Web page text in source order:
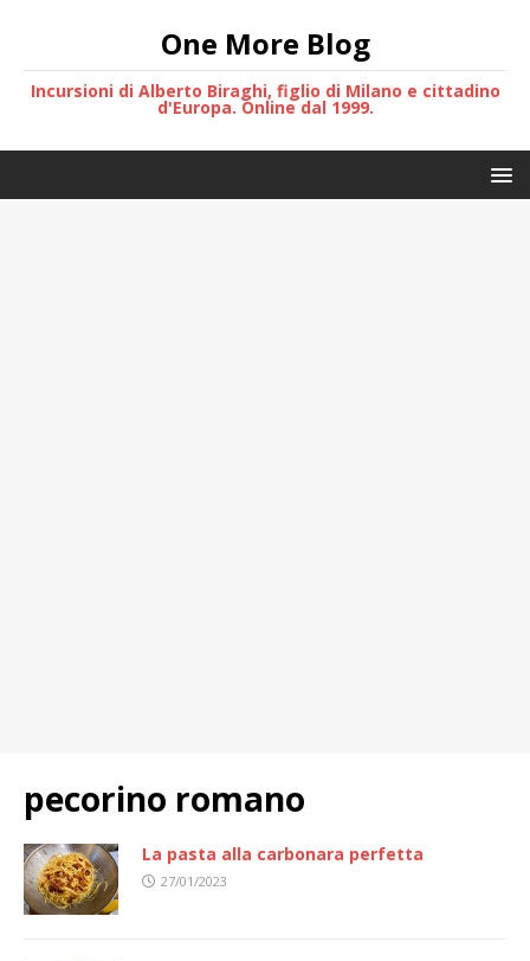
One More Blog
Incursioni di Alberto Biraghi, figlio di Milano e cittadino
d'Europa. Online dal 1999.
pecorino romano
La pasta alla carbonara perfetta
27/01/2023